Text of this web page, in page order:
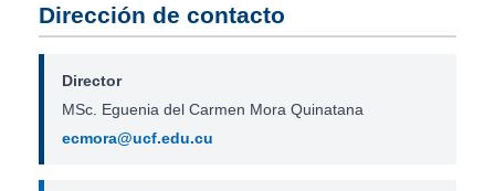
Dirección de contacto
Director
MSc. Eguenia del Carmen Mora Quinatana
ecmora@ucf.edu.cu